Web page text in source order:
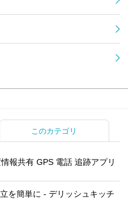
このカテゴリ
報共有 GPS 電話 追跡アプリ
を簡単‪に - デリッシュキッチ